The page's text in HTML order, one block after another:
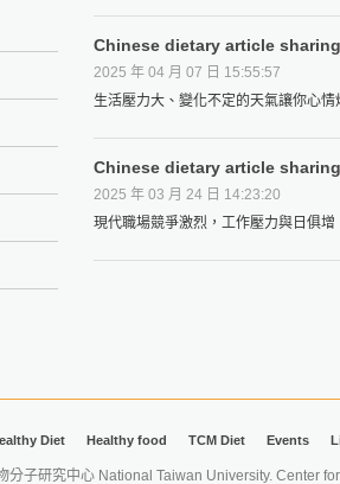
Chinese dietary article
2025 年 04 月 07 日 15:55:57
生活壓力大、變化不定的天氣讓你心
Chinese dietary article
2025 年 03 月 24 日 14:23:20
現代職場競爭激烈，工作壓力與日俱
Diet Healthy food TCM Diet Events
分子研究中心 National Taiwan University. Center